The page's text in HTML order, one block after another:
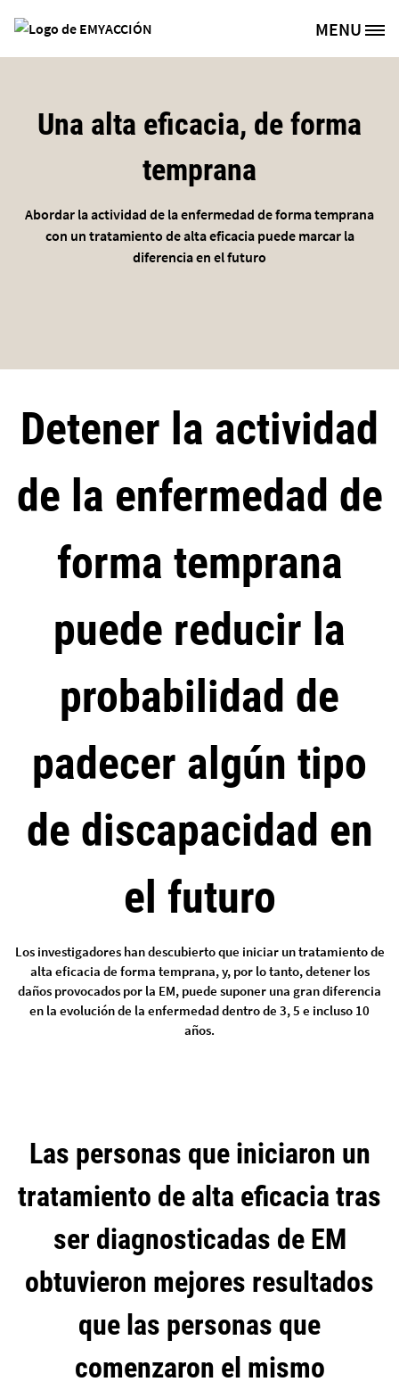
Site Logo MENU
Una alta eficacia, de forma
temprana
Abordar la actividad de la enfermedad de forma temprana
con un tratamiento de alta eficacia puede marcar la
diferencia en el futuro
Detener la actividad
de la enfermedad de
forma temprana
puede reducir la
probabilidad de
padecer algún tipo
de discapacidad en
el futuro
Los investigadores han descubierto que iniciar un tratamiento de
alta eficacia de forma temprana, y, por lo tanto, detener los
daños provocados por la EM, puede suponer una gran diferencia
en la evolución de la enfermedad dentro de 3, 5 e incluso 10
años.
Las personas que iniciaron un
tratamiento de alta eficacia tras
ser diagnosticadas de EM
obtuvieron mejores resultados
que las personas que
comenzaron el mismo